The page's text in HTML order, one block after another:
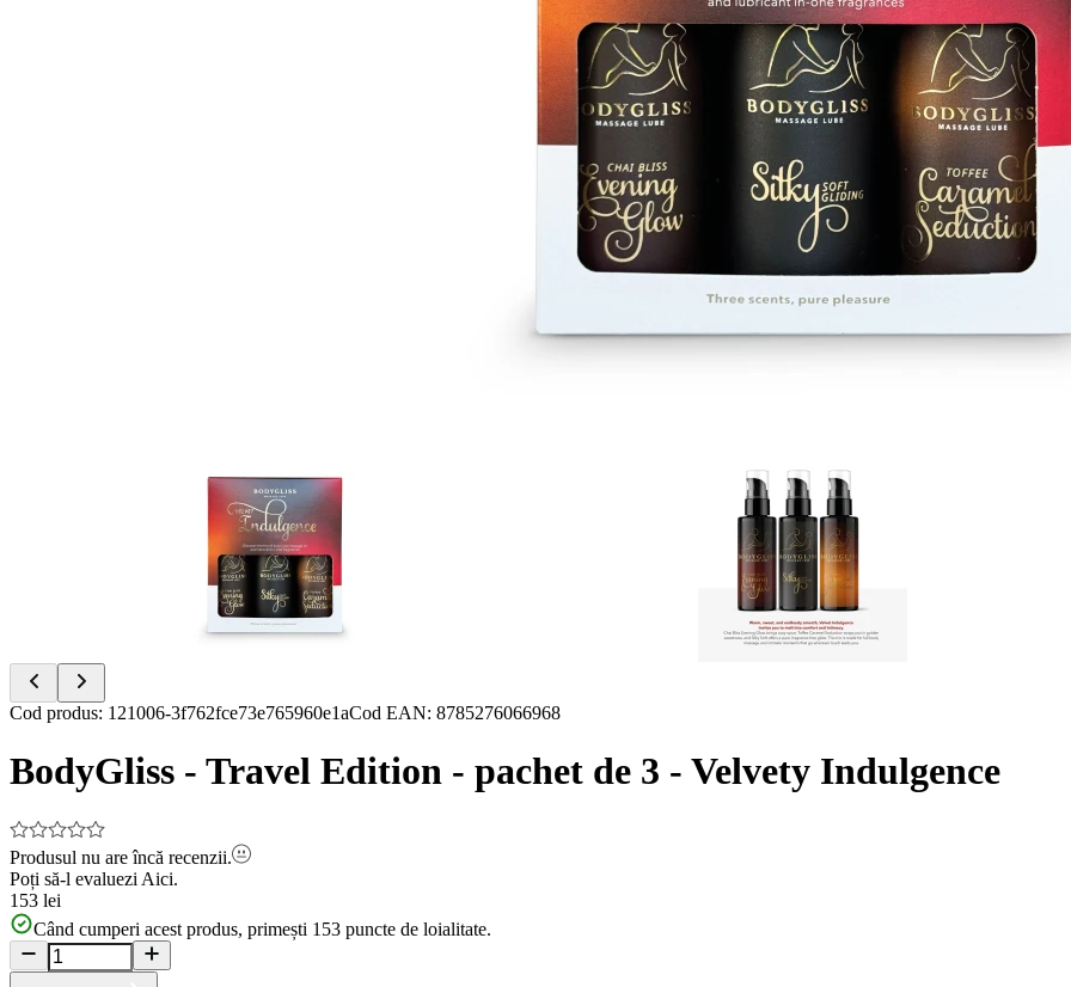
Item
of
Cod produs: 121006-3f762fce73e765960e1aCod EAN: 8785276066968
BodyGliss - Travel Edition - pachet de 3 - Velvety Indulgence
Produsul nu are încă recenzii.
Poți să-l evaluezi Aici.
153 lei
Când cumperi acest produs, primești 153 puncte de loialitate.